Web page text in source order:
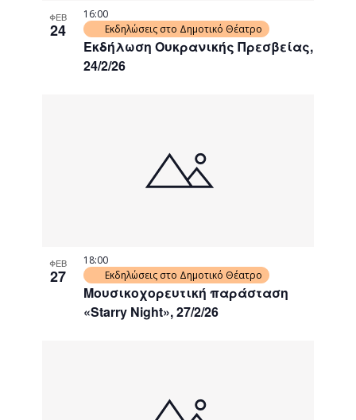
ΦΕΒ
24
Εκδήλωση Ουκρανικής Πρεσβείας,
24/2/26
16:00
Εκδηλώσεις στο Δημοτικό Θέατρο
ΦΕΒ
27
Μουσικοχορευτική παράσταση
«Starry Night», 27/2/26
18:00
Εκδηλώσεις στο Δημοτικό Θέατρο